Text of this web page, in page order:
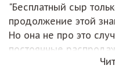
"Бесплатный сыр
продолжение этой
Но она не про это
постоянные
ресторанов по